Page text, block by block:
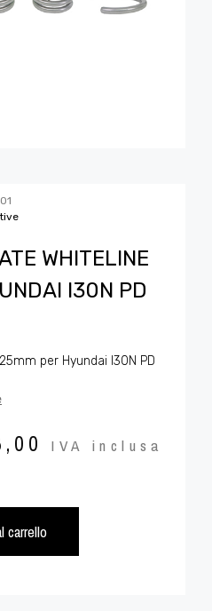
WHITELINE
I30N PD
per Hyundai I30N PD
IVA inclusa
carrello